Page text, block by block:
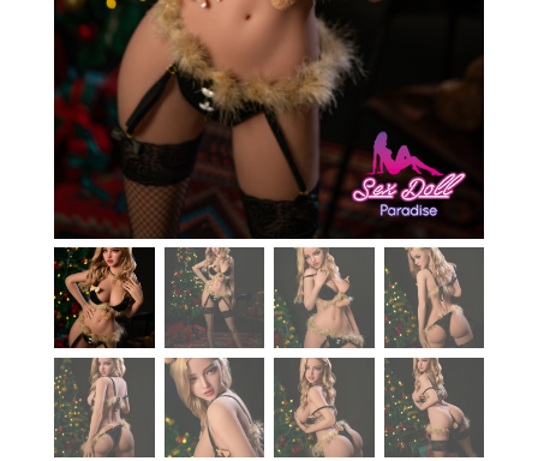
Aide
Guides
Paiement
Contact
Livraison
À propos